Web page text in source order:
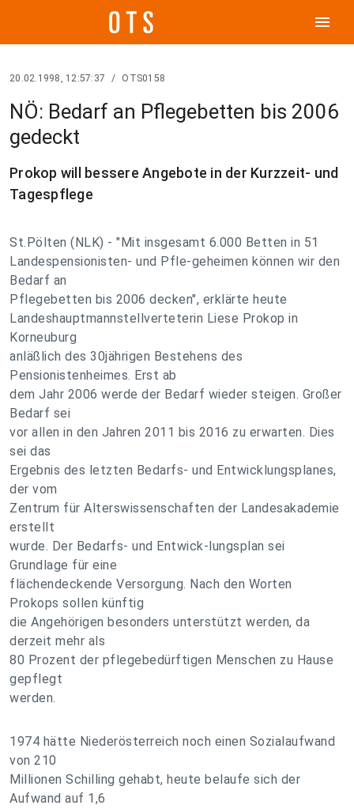
menu
20.02.1998, 12:57:37 / OTS0158
NÖ: Bedarf an Pflegebetten bis 2006
gedeckt
Prokop will bessere Angebote in der Kurzzeit- und
Tagespflege
St.Pölten (NLK) - "Mit insgesamt 6.000 Betten in 51
Landespensionisten- und Pfle-geheimen können wir den
Bedarf an
Pflegebetten bis 2006 decken", erklärte heute
Landeshauptmannstellverteterin Liese Prokop in
Korneuburg
anläßlich des 30jährigen Bestehens des
Pensionistenheimes. Erst ab
dem Jahr 2006 werde der Bedarf wieder steigen. Großer
Bedarf sei
vor allen in den Jahren 2011 bis 2016 zu erwarten. Dies
sei das
Ergebnis des letzten Bedarfs- und Entwicklungsplanes,
der vom
Zentrum für Alterswissenschaften der Landesakademie
erstellt
wurde. Der Bedarfs- und Entwick-lungsplan sei
Grundlage für eine
flächendeckende Versorgung. Nach den Worten
Prokops sollen künftig
die Angehörigen besonders unterstützt werden, da
derzeit mehr als
80 Prozent der pflegebedürftigen Menschen zu Hause
gepflegt
werden.
1974 hätte Niederösterreich noch einen Sozialaufwand
von 210
Millionen Schilling gehabt, heute belaufe sich der
Aufwand auf 1,6